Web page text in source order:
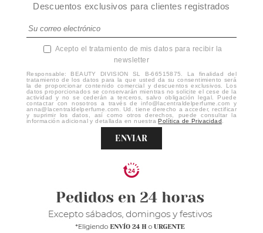
Descuentos exclusivos para clientes registrados
Acepto el tratamiento de mis datos para recibir la
newsletter
Responsable: BEAUTY DIVISION SL B-66515875. La finalidad del
tratamiento de los datos para la que usted da su consentimiento será
la de proporcionar contenido comercial y descuentos exclusivos. Los
datos proporcionados se conservarán mientras no solicite el cese de la
actividad y no se cederán a terceros, salvo obligación legal. Puede
contactar con nosotros a través de info@lacentraldelperfume.com y
anna@lacentraldelperfume.com. Ud. tiene derecho a acceder, rectificar
y suprimir los datos, así como otros derechos, puede consultar la
información adicional y detallada en nuestraPolítica de Privacidad
ENVIAR